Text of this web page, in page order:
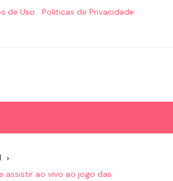
de Uso Politicas de Privacidade
assistir ao vivo ao jogo das